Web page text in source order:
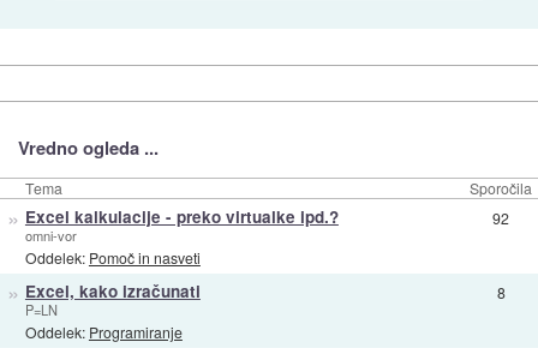
Vredno ogleda ...
Tema Sporočila
» Excel kalkulacije - preko virtualke ipd.?
omni-vor
Oddelek: Pomoč in nasveti
92
» Excel, kako izračunati
P=LN
Oddelek: Programiranje
8